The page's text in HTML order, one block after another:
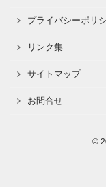
プライバシーポリ
リンク集
サイトマップ
お問合せ
©